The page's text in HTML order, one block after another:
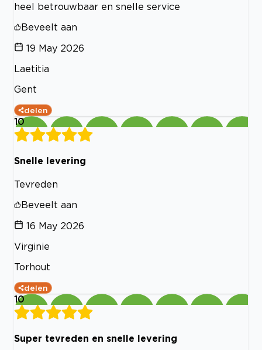
heel betrouwbaar en snelle service
Beveelt aan
19 May 2026
Laetitia
Gent
delen
10
Snelle levering
Tevreden
Beveelt aan
16 May 2026
Virginie
Torhout
delen
10
Super tevreden en snelle levering